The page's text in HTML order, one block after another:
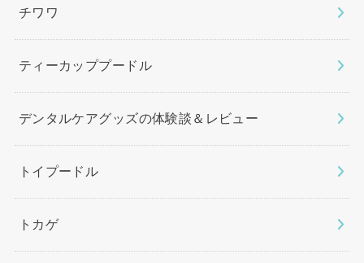
チワワ
ティーカッププードル
デンタルケアグッズの体験談＆レビュー
トイプードル
トカゲ